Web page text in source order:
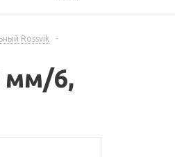
Rossvik
-
мм/6,